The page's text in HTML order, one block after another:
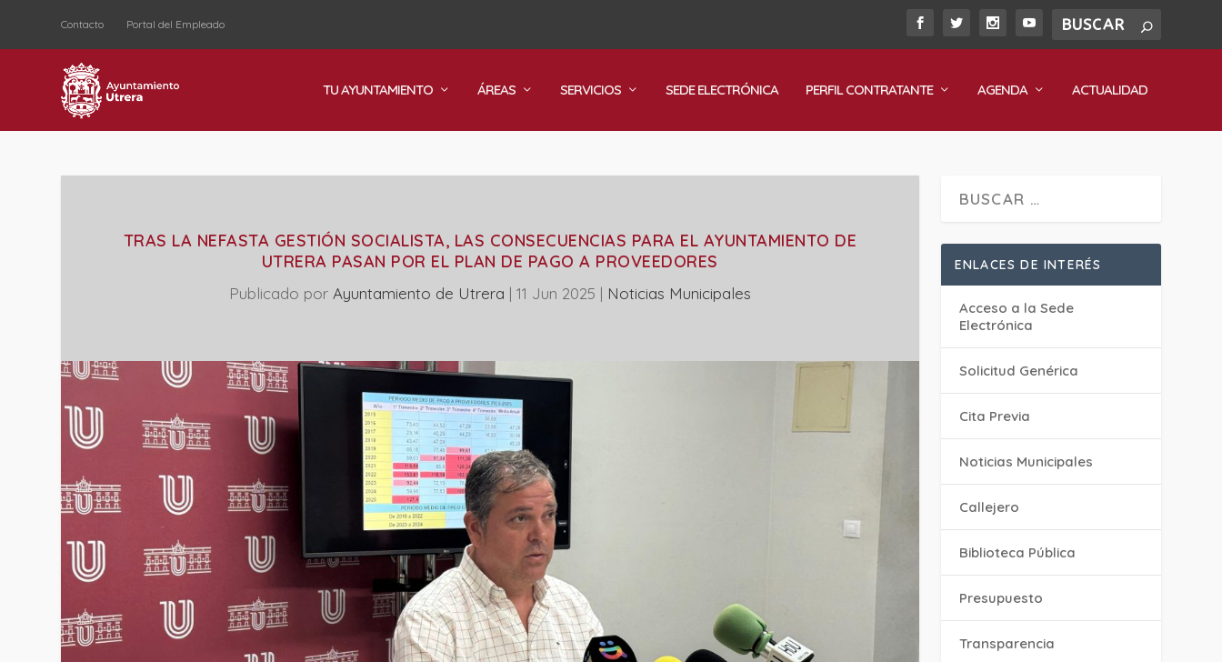
Contacto Portal del Empleado
TU AYUNTAMIENTO ÁREAS SERVICIOS SEDE ELECTRÓNICA PERFIL CONTRATANTE AGENDA ACTUALIDAD
TRAS LA NEFASTA GESTIÓN SOCIALISTA, LAS CONSECUENCIAS PARA EL AYUNTAMIENTO DE
UTRERA PASAN POR EL PLAN DE PAGO A PROVEEDORES
Publicado por Ayuntamiento de Utrera | 11 Jun 2025 | ‎Noticias Municipales
ENLACES DE INTERÉS
Acceso a la Sede
Electrónica
Solicitud Genérica
Cita Previa
‎Noticias Municipales
Callejero
Biblioteca Pública
Presupuesto
Transparencia